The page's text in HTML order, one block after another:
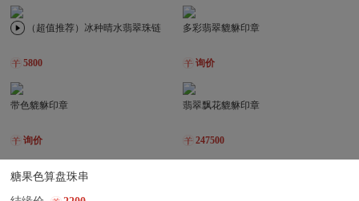
糖果色算盘珠串
（超值推荐）冰种晴水翡翠珠链
5800
多彩翡翠貔貅印章
询价
带色貔貅印章
询价
翡翠飘花貔貅印章
247500
冰飘花仿古龙印章